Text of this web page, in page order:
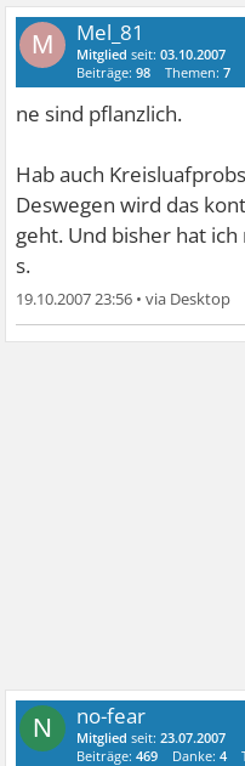
M Mel_81
Mitglied seit:03.10.2007
Beiträge:98 Themen:7
ne sind pflanzlich.
Hab auch
Deswegen wird das
geht. Und bisher hat
s.
19.10.2007 23:56 •
N no-fear
Mitglied seit:23.07.2007
Beiträge:469 Danke:4